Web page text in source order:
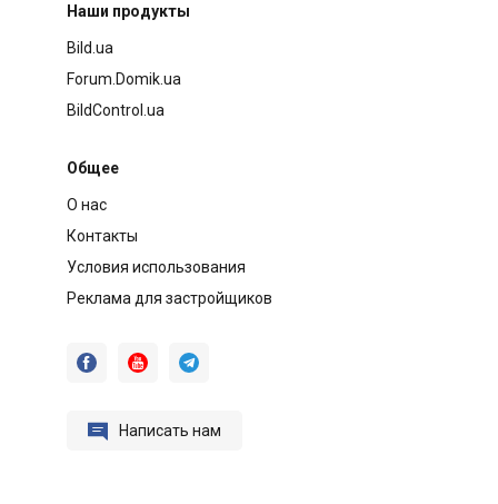
Наши продукты
Bild.ua
Forum.Domik.ua
BildControl.ua
Общее
О нас
Контакты
Условия использования
Реклама для застройщиков
  
 Написать нам